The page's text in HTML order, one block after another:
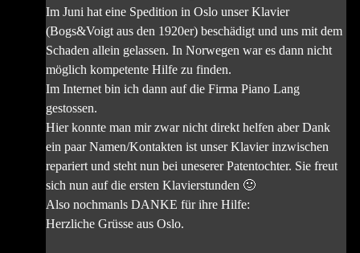
Im Juni hat eine Spedition in Oslo unser Klavier
(Bogs&Voigt aus den 1920er) beschädigt und uns mit dem
Schaden allein gelassen. In Norwegen war es dann nicht
möglich kompetente Hilfe zu finden.
Im Internet bin ich dann auf die Firma Piano Lang
gestossen.
Hier konnte man mir zwar nicht direkt helfen aber Dank
ein paar Namen/Kontakten ist unser Klavier inzwischen
repariert und steht nun bei uneserer Patentochter. Sie freut
sich nun auf die ersten Klavierstunden 🙂
Also nochmanls DANKE für ihre Hilfe:
Herzliche Grüsse aus Oslo.